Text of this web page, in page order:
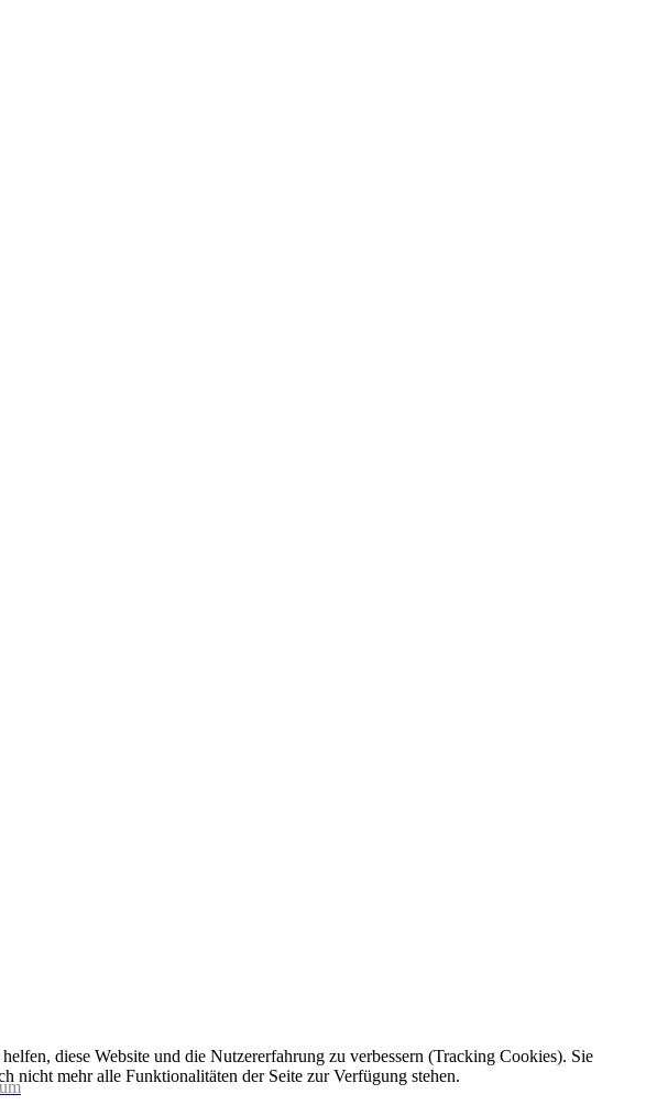
diese Website und die Nutzererfahrung zu verbessern (Tracking Cookies). Sie
nicht mehr alle Funktionalitäten der Seite zur Verfügung stehen.